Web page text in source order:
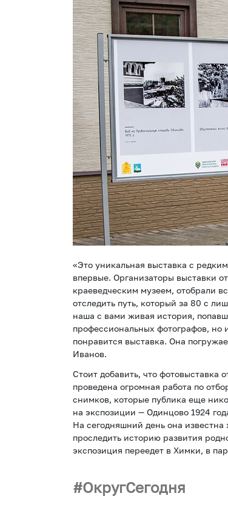
«Это уникальная выставка с
впервые. Организаторы выставки
краеведческим музеем, отобрали
отследить путь, который за 80 с
наша с вами живая история,
профессиональных фотографов, но
понравится выставка. Она
Иванов.
Стоит добавить, что фотовыставка
проведена огромная работа по
снимков, которые публика еще
на экспозиции — Одинцово 1924
На сегодняшний день она
проследить историю развития
экспозиция переедет в Химки, в
ОкругСегодня